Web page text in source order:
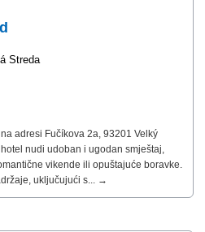
Streda
adresi Fučíkova 2a, 93201 Velký
nudi udoban i ugodan smještaj,
vikende ili opuštajuće boravke.
uključujući s... →